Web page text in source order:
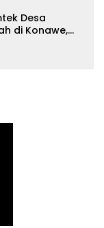
Desa
di Konawe,